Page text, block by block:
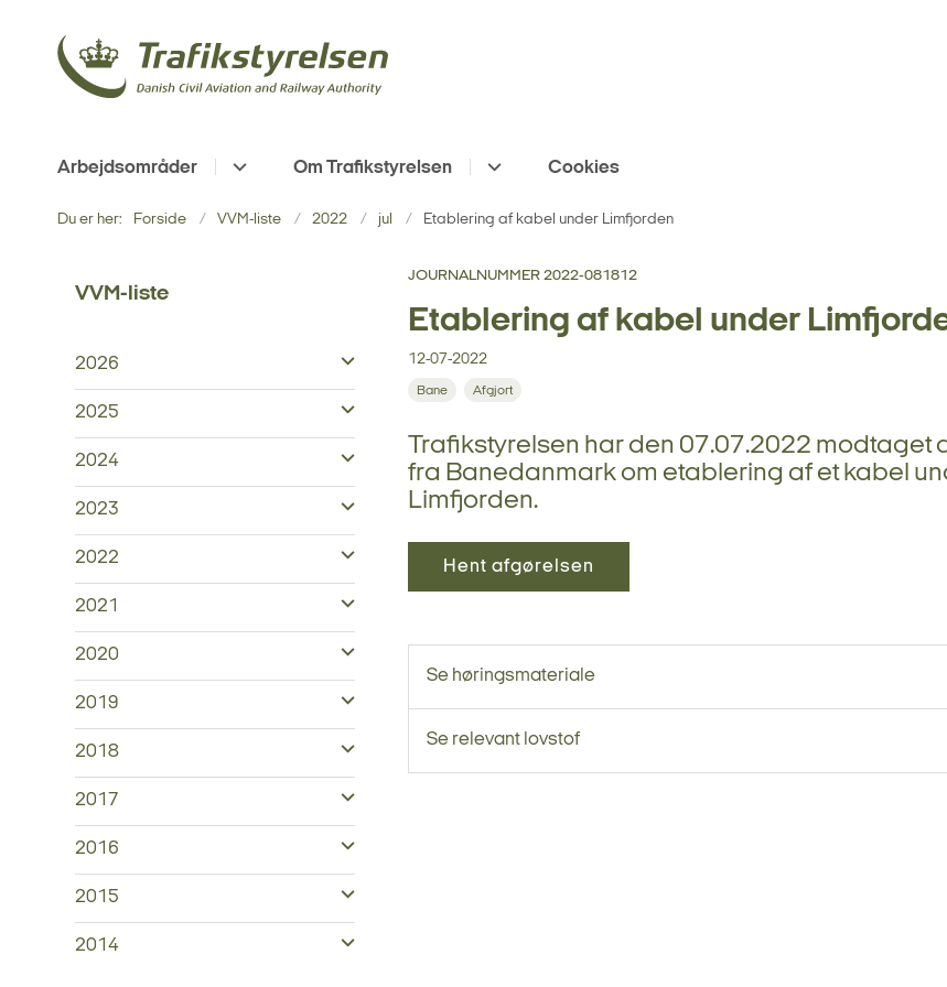
Arbejdsområder Om Trafikstyrelsen Cookies
Du er her: Forside VVM-liste 2022 jul Etablering af kabel under Limfjorden
VVM-liste
2026
2025
2024
2023
2022
2021
2020
2019
2018
2017
2016
2015
2014
JOURNALNUMMER 2022-081812
Etablering af kabel under
12-07-2022
Bane Afgjort
Trafikstyrelsen har den 07.07.2022 modtaget
fra Banedanmark om etablering af et kabel
Limfjorden.
Hent afgørelsen
Se høringsmateriale
Se relevant lovstof